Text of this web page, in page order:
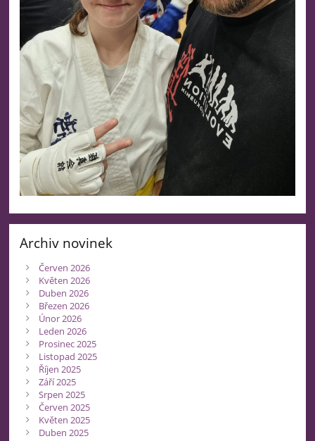
Archiv novinek
Červen 2026
Květen 2026
Duben 2026
Březen 2026
Únor 2026
Leden 2026
Prosinec 2025
Listopad 2025
Říjen 2025
Září 2025
Srpen 2025
Červen 2025
Květen 2025
Duben 2025